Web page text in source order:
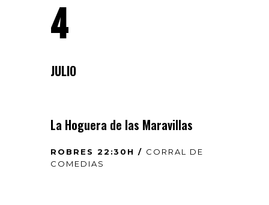
4
JULIO
La Hoguera de las Maravillas
ROBRES 22:30H / CORRAL DE
COMEDIAS